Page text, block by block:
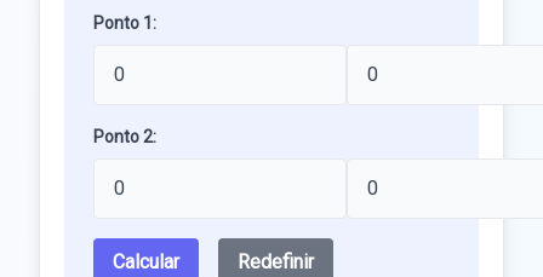
Ponto 1:
Ponto 2:
Calcular Redefinir